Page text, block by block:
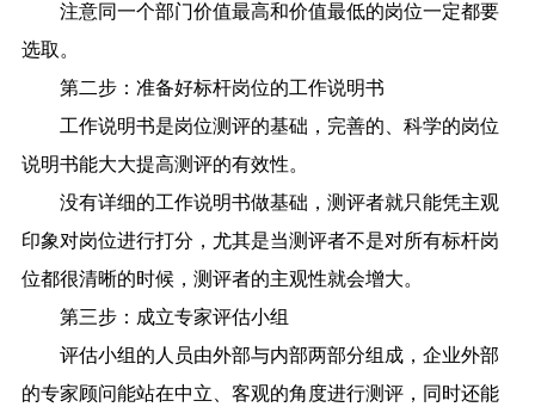
注意同一个部门价值最高和价值最低的岗位一定都要
选取。
第二步：准备好标杆岗位的工作说明书
工作说明书是岗位测评的基础，完善的、科学的岗位
说明书能大大提高测评的有效性。
没有详细的工作说明书做基础，测评者就只能凭主观
印象对岗位进行打分，尤其是当测评者不是对所有标杆岗
位都很清晰的时候，测评者的主观性就会增大。
第三步：成立专家评估小组
评估小组的人员由外部与内部两部分组成，企业外部
的专家顾问能站在中立、客观的角度进行测评，同时还能